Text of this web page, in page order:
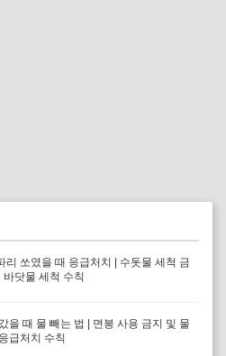
리 쏘였을 때 응급처치 | 수돗물 세척 금
닷물 세척 수칙
을 때 물 빼는 법 | 면봉 사용 금지 및 물
급처치 수칙